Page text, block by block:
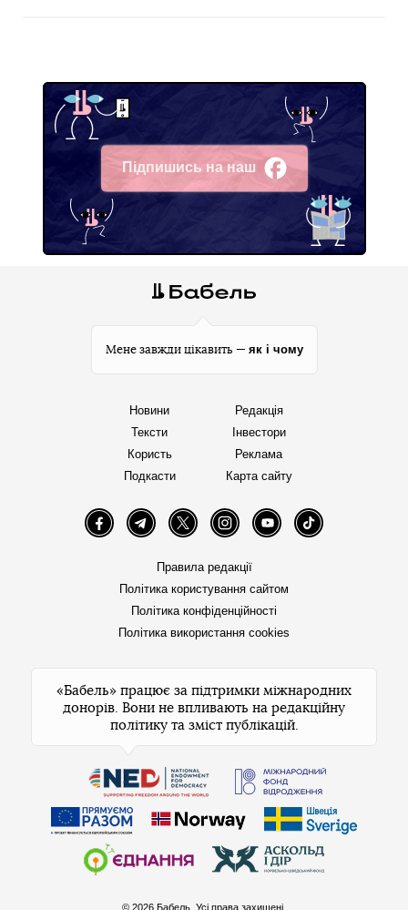
Підпишись на наш
Facebook
Мене завжди цікавить — як і чому
Новини
Тексти
Користь
Подкасти
Редакція
Інвестори
Реклама
Карта сайту
FacebookTelegramTwitter InstagramYouTube TikTok
Правила редакції
Політика користування сайтом
Політика конфіденційності
Політика використання cookies
«Бабель» працює за підтримки міжнародних
донорів. Вони не впливають на редакційну
політику та зміст публікацій.
© 2026 Бабель. Усі права захищені.